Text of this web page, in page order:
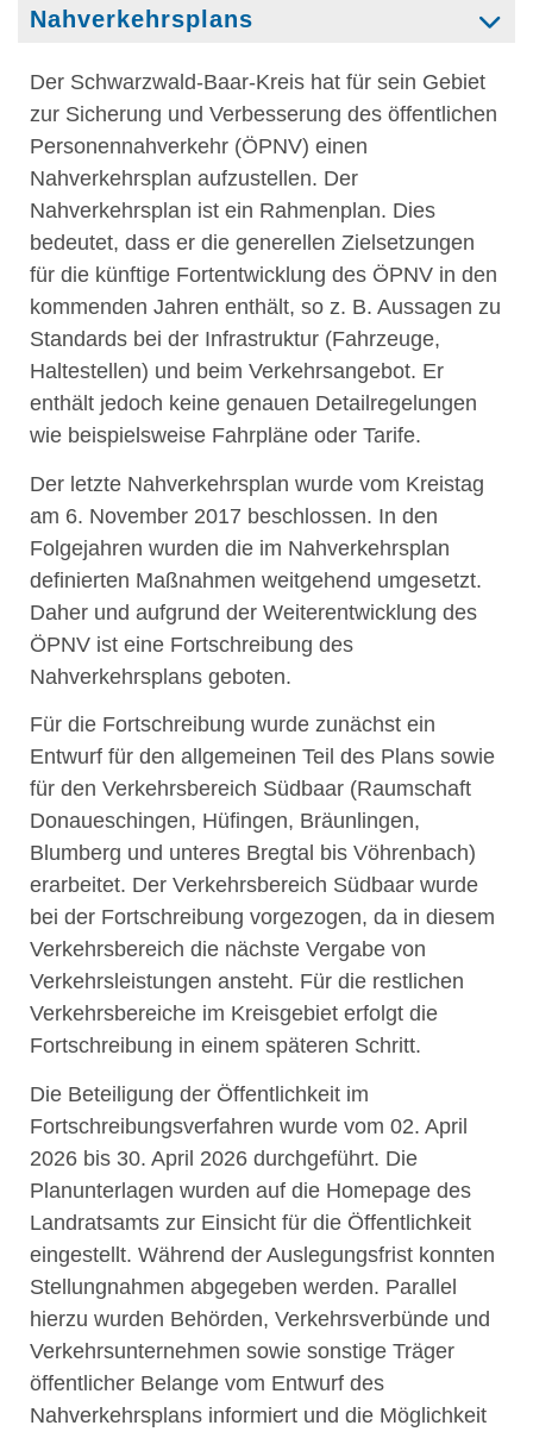
Nahverkehrsplans
Der Schwarzwald-Baar-Kreis hat für sein Gebiet
zur Sicherung und Verbesserung des öffentlichen
Personennahverkehr (ÖPNV) einen
Nahverkehrsplan aufzustellen. Der
Nahverkehrsplan ist ein Rahmenplan. Dies
bedeutet, dass er die generellen Zielsetzungen
für die künftige Fortentwicklung des ÖPNV in den
kommenden Jahren enthält, so z. B. Aussagen zu
Standards bei der Infrastruktur (Fahrzeuge,
Haltestellen) und beim Verkehrsangebot. Er
enthält jedoch keine genauen Detailregelungen
wie beispielsweise Fahrpläne oder Tarife.
Der letzte Nahverkehrsplan wurde vom Kreistag
am 6. November 2017 beschlossen. In den
Folgejahren wurden die im Nahverkehrsplan
definierten Maßnahmen weitgehend umgesetzt.
Daher und aufgrund der Weiterentwicklung des
ÖPNV ist eine Fortschreibung des
Nahverkehrsplans geboten.
Für die Fortschreibung wurde zunächst ein
Entwurf für den allgemeinen Teil des Plans sowie
für den Verkehrsbereich Südbaar (Raumschaft
Donaueschingen, Hüfingen, Bräunlingen,
Blumberg und unteres Bregtal bis Vöhrenbach)
erarbeitet. Der Verkehrsbereich Südbaar wurde
bei der Fortschreibung vorgezogen, da in diesem
Verkehrsbereich die nächste Vergabe von
Verkehrsleistungen ansteht. Für die restlichen
Verkehrsbereiche im Kreisgebiet erfolgt die
Fortschreibung in einem späteren Schritt.
Die Beteiligung der Öffentlichkeit im
Fortschreibungsverfahren wurde vom 02. April
2026 bis 30. April 2026 durchgeführt. Die
Planunterlagen wurden auf die Homepage des
Landratsamts zur Einsicht für die Öffentlichkeit
eingestellt. Während der Auslegungsfrist konnten
Stellungnahmen abgegeben werden. Parallel
hierzu wurden Behörden, Verkehrsverbünde und
Verkehrsunternehmen sowie sonstige Träger
öffentlicher Belange vom Entwurf des
Nahverkehrsplans informiert und die Möglichkeit